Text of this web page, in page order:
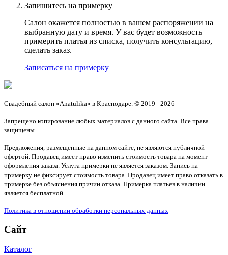
Запишитесь на примерку
Салон окажется полностью в вашем распоряжении на
выбранную дату и время. У вас будет возможность
примерить платья из списка, получить консультацию,
сделать заказ.
Записаться на примерку
Свадебный салон «Anatulika» в Краснодаре. © 2019 - 2026
Запрещено копирование любых материалов с данного сайта. Все права
защищены.
Предложения, размещенные на данном сайте, не являются публичной
офертой. Продавец имеет право изменить стоимость товара на момент
оформления заказа. Услуга примерки не является заказом. Запись на
примерку не фиксирует стоимость товара. Продавец имеет право отказать в
примерке без объяснения причин отказа. Примерка платьев в наличии
является бесплатной.
Политика в отношении обработки персональных данных
Сайт
Каталог